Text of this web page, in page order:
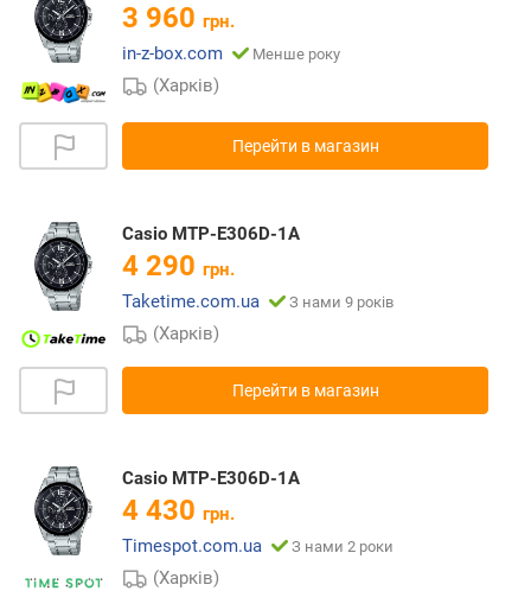
3 960 грн.
in-z-box.com
Менше року
(Харків)
Перейти в магазин
Casio MTP-E306D-1A
4 290 грн.
Taketime.com.ua
З нами 9 років
(Харків)
Перейти в магазин
Casio MTP-E306D-1A
4 430 грн.
Timespot.com.ua
З нами 2 роки
(Харків)